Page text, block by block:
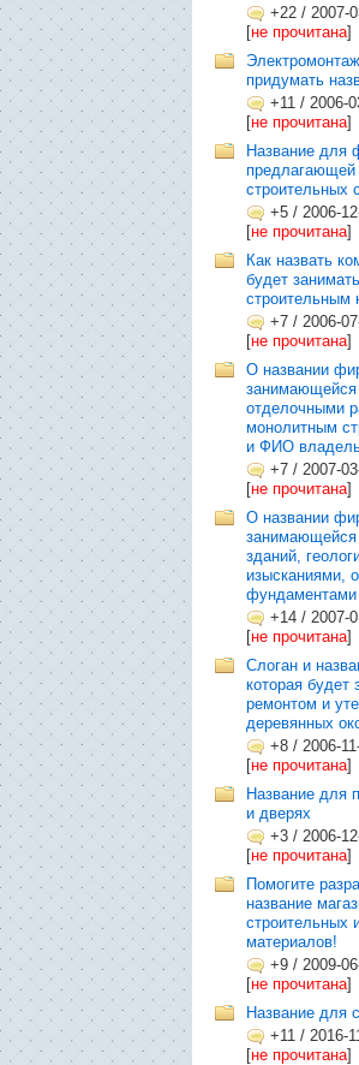
+22 / 2007-
[не прочитана]
придумать
+11 / 2006-
[не прочитана]
Название для
предлагающей
строительных
+5 / 2006-
[не прочитана]
Как назвать
будет
строительным
+7 / 2006-
[не прочитана]
О названии
занимающейся
отделочными
монолитным
и ФИО
+7 / 2007-
[не прочитана]
О названии
занимающейся
зданий,
изысканиями,
фундаментами
+14 / 2007-
[не прочитана]
Слоган и
которая будет
ремонтом и
деревянных
+8 / 2006-
[не прочитана]
Название для
и дверях
+3 / 2006-
[не прочитана]
Помогите
название
строительных
материалов!
+9 / 2009-
[не прочитана]
Название для
+11 / 2016-
[не прочитана]